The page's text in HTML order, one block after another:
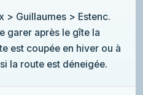
> Guillaumes > Estenc.
garer après le gîte la
est coupée en hiver ou à
la route est déneigée.